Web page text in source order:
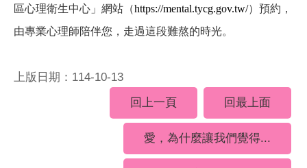
區心理衛生中心」網站（https://mental.tycg.gov.tw/）預約，
由專業心理師陪伴您，走過這段難熬的時光。
上版日期：114-10-13
回上一頁
回最上面
愛，為什麼讓我們覺得...